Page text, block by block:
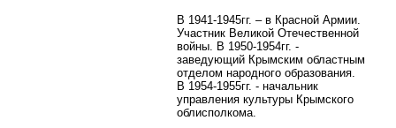
В 1941-1945гг. – в Красной Армии.
Участник Великой Отечественной
войны. В 1950-1954гг. -
заведующий Крымским областным
отделом народного образования.
В 1954-1955гг. - начальник
управления культуры Крымского
облисполкома.